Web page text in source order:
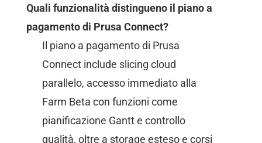
Quali funzionalità distingueno il piano a
pagamento di Prusa Connect?
Il piano a pagamento di Prusa
Connect include slicing cloud
parallelo, accesso immediato alla
Farm Beta con funzioni come
pianificazione Gantt e controllo
qualità, oltre a storage esteso e corsi